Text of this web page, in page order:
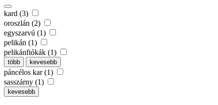
kard (3)
oroszlán (2)
egyszarvú (1)
pelikán (1)
pelikánfiókák (1)
több kevesebb
páncélos kar (1)
sasszárny (1)
kevesebb